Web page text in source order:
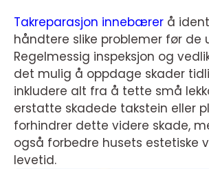
Takreparasjon innebærer å
håndtere slike problemer før de
Regelmessig inspeksjon og
det mulig å oppdage skader
inkludere alt fra å tette små
erstatte skadede takstein eller
forhindrer dette videre skade,
også forbedre husets estetiske
levetid.